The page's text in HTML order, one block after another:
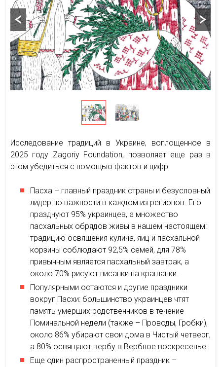
Исследование традиций в Украине, воплощенное в
2025 году Zagoriy Foundation, позволяет еще раз в
этом убедиться с помощью фактов и цифр:
Пасха – главный праздник страны и безусловный
лидер по важности в каждом из регионов. Его
празднуют 95% украинцев, а множество
пасхальных обрядов живы в нашем настоящем:
традицию освящения кулича, яиц и пасхальной
корзины соблюдают 92,5% семей, для 78%
привычным является пасхальный завтрак, а
около 70% рисуют писанки на крашанки.
Популярными остаются и другие праздники
вокруг Пасхи: большинство украинцев чтят
память умерших родственников в течение
Поминальной недели (также – Проводы, Гробки),
около 86% убирают свои дома в Чистый четверг,
а 80% освящают вербу в Вербное воскресенье.
Еще один распространенный праздник –